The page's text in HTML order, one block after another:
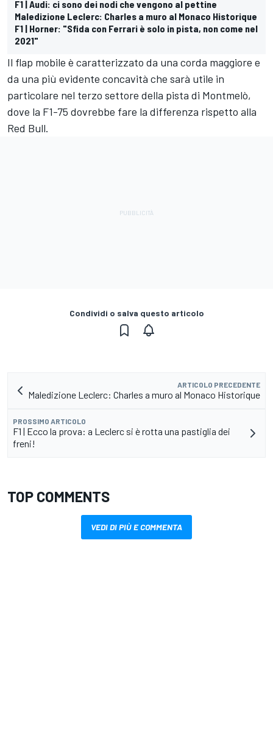
F1 | Audi: ci sono dei nodi che vengono al pettine
Maledizione Leclerc: Charles a muro al Monaco Historique
F1 | Horner: "Sfida con Ferrari è solo in pista, non come nel
2021"
Il flap mobile è caratterizzato da una corda maggiore e
da una più evidente concavità che sarà utile in
particolare nel terzo settore della pista di Montmelò,
dove la F1-75 dovrebbe fare la differenza rispetto alla
Red Bull.
Condividi o salva questo articolo
ARTICOLO PRECEDENTE
Maledizione Leclerc: Charles a muro al Monaco Historique
PROSSIMO ARTICOLO
F1 | Ecco la prova: a Leclerc si è rotta una pastiglia dei
freni!
TOP COMMENTS
VEDI DI PIÙ E COMMENTA